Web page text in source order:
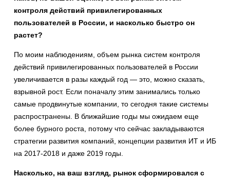
контроля действий привилегированных
пользователей в России, и насколько быстро он
растет?
По моим наблюдениям, объем рынка систем контроля
действий привилегированных пользователей в России
увеличивается в разы каждый год — это, можно сказать,
взрывной рост. Если поначалу этим занимались только
самые продвинутые компании, то сегодня такие системы
распространены. В ближайшие годы мы ожидаем еще
более бурного роста, потому что сейчас закладываются
стратегии развития компаний, концепции развития ИТ и ИБ
на 2017-2018 и даже 2019 годы.
Насколько, на ваш взгляд, рынок сформировался с